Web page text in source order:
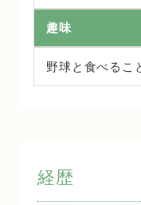
趣味
野球と食べるこ
経歴